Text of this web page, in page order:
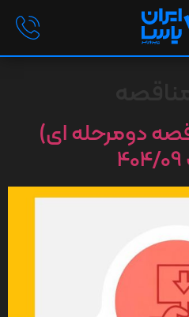
دومرحله ای)